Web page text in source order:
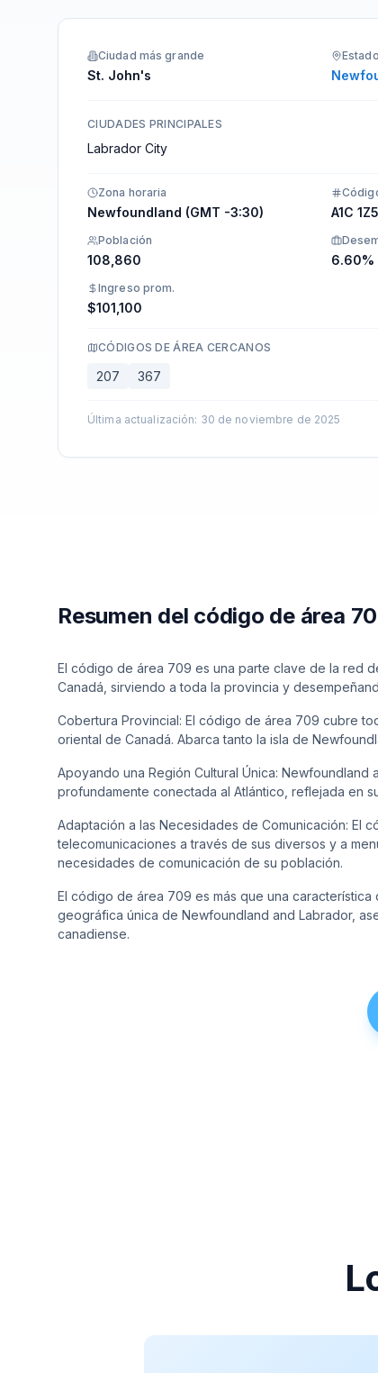
Ciudad más grande
St. John's
Estado
CIUDADES PRINCIPALES
Labrador City
Zona horaria
Newfoundland (GMT -3:30) A1C 1Z5
Población
108,860 6.60%
Ingreso prom.
$101,100
CÓDIGOS DE ÁREA CERCANOS
207 367
Última actualización: 30 de noviembre de 2025
Resumen del código de área
El código de área 709 es una parte clave de la red
Canadá, sirviendo a toda la provincia y
Cobertura Provincial: El código de área 709 cubre
oriental de Canadá. Abarca tanto la isla de
Apoyando una Región Cultural Única:
profundamente conectada al Atlántico, reflejada en
Adaptación a las Necesidades de Comunicación: El
telecomunicaciones a través de sus diversos y a
necesidades de comunicación de su población.
El código de área 709 es más que una
geográfica única de Newfoundland and Labrador,
canadiense.